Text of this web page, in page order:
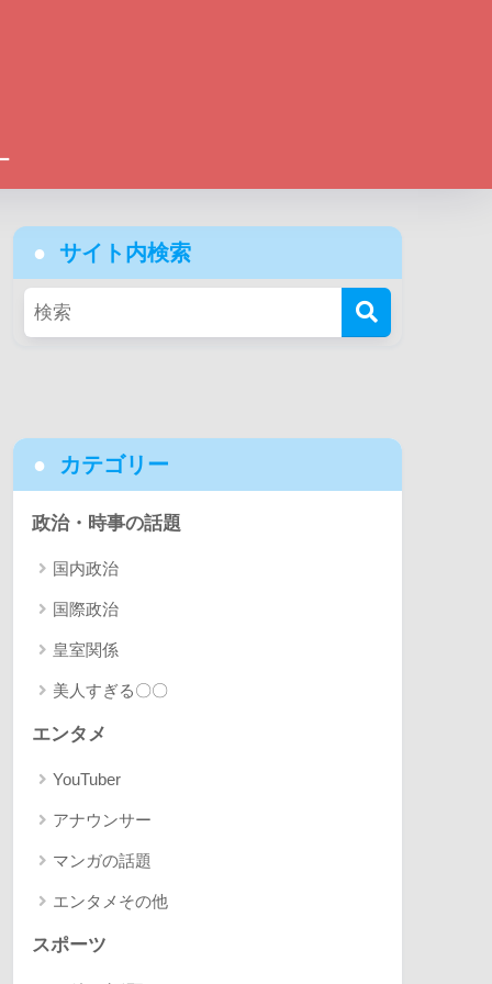
サイト内検索
カテゴリー
政治・時事の話題
国内政治
国際政治
皇室関係
美人すぎる〇〇
エンタメ
YouTuber
アナウンサー
マンガの話題
エンタメその他
スポーツ